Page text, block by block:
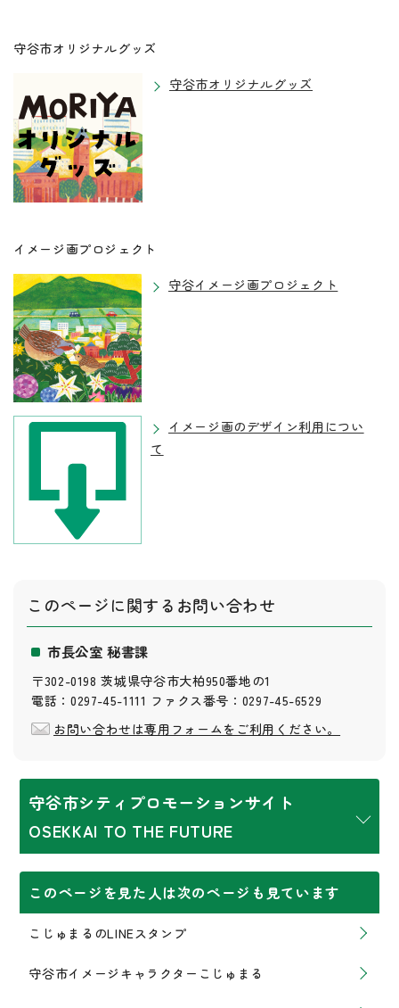
守谷市オリジナルグッズ
守谷市オリジナルグッズ
イメージ画プロジェクト
守谷イメージ画プロジェクト
イメージ画のデザイン利用につい
て
このページに関する お問い合わせ
市長公室 秘書課
〒302-0198 茨城県守谷市大柏950番地の1
電話：0297-45-1111 ファクス番号：0297-45-6529
お問い合わせは専用フォームをご利用ください。
守谷市シティプロモーションサイト
OSEKKAI TO THE FUTURE
このページを見た人は次のページも見ています
こじゅまるのLINEスタンプ
守谷市イメージキャラクターこじゅまる